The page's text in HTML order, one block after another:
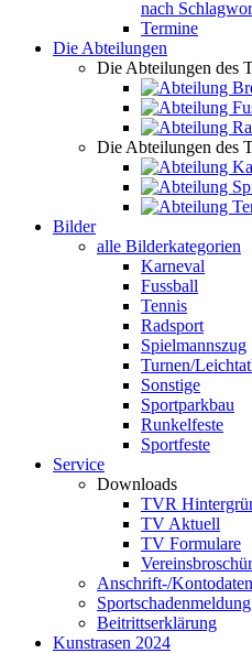
nach
Termine
Die Abteilungen
Die Abteilungen des
Die Abteilungen des
Bilder
alle Bilderkategorien
Karneval
Fussball
Tennis
Radsport
Spielmannszug
Turnen/
Sonstige
Sportparkbau
Runkelfeste
Sportfeste
Service
Downloads
TVR
TV Aktuell
TV Formulare
Anschrift-/
Sportschadenmeldung
Beitrittserklärung
Kunstrasen 2024